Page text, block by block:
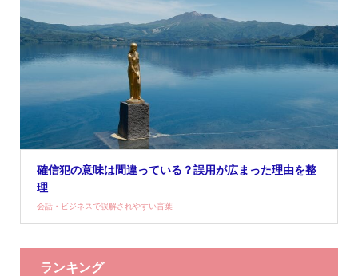
確信犯の意味は間違っている？誤用が広まった理由を整
理
会話・ビジネスで誤解されやすい言葉
ランキング